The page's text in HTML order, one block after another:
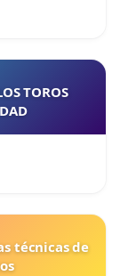
TOROS
técnicas de